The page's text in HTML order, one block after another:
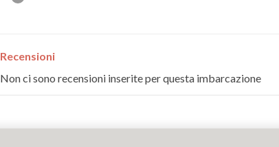
Recensioni
Non ci sono recensioni inserite per questa imbarcazione